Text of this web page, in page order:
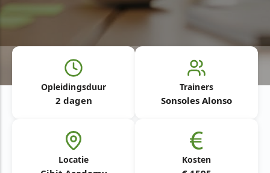
Opleidingsduur
2 dagen
Trainers
Sonsoles Alonso
Locatie Kosten